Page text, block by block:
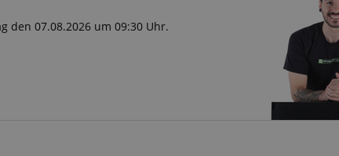
den 07.08.2026 um 09:30 Uhr.